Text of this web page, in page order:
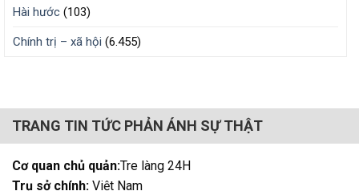
Hài hước (103)
Chính trị – xã hội (6.455)
TRANG TIN TỨC PHẢN ÁNH SỰ THẬT
Cơ quan chủ quản:Tre làng 24H
Trụ sở chính: Việt Nam